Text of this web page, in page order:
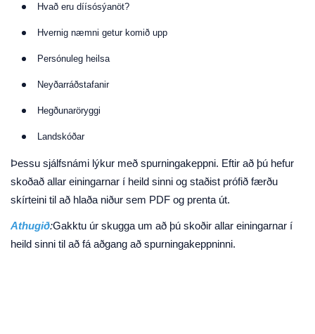
Hvað eru díísósýanöt?
Hvernig næmni getur komið upp
Persónuleg heilsa
Neyðarráðstafanir
Hegðunaröryggi
Landskóðar
Þessu sjálfsnámi lýkur með spurningakeppni. Eftir að þú hefur
skoðað allar einingarnar í heild sinni og staðist prófið færðu
skírteini til að hlaða niður sem PDF og prenta út.
Athugið:Gakktu úr skugga um að þú skoðir allar einingarnar í
heild sinni til að fá aðgang að spurningakeppninni.